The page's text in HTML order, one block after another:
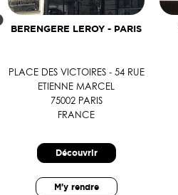
BERENGERE LEROY - PARIS
PLACE DES VICTOIRES - 54 RUE
ETIENNE MARCEL
75002 PARIS
FRANCE
Découvrir
M'y rendre